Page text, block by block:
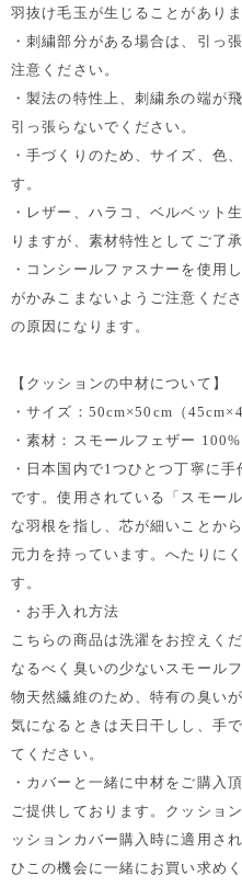
羽抜け毛玉が生じることがありま
・刺繍部分がある場合は、引っ
注意ください。
・製法の特性上、刺繍糸の端が
引っ張らないでください。
・手づくりのため、サイズ、色
す。
・レザー、ハラコ、ベルベット
りますが、素材特性としてご了承
・コンシールファスナーを使用
がかみこまないようご注意くだ
の原因になります。
【クッションの中材について】
・サイズ：50cm×50cm（
・素材：スモールフェザー 100%
・日本国内で1つひとつ丁寧に
です。使用されている「スモー
な羽根を指し、芯が細いことか
元力を持っています。へたりに
す。
・お手入れ方法
こちらの商品は洗濯をお控えくだ
なるべく臭いの少ないスモール
物天然繊維のため、特有の臭い
気になるときは天日干しし、手
てください。
・カバーと一緒に中材をご購入
ご提供しております。クッショ
ッションカバー購入時に適用さ
ひこの機会に一緒にお買い求めく